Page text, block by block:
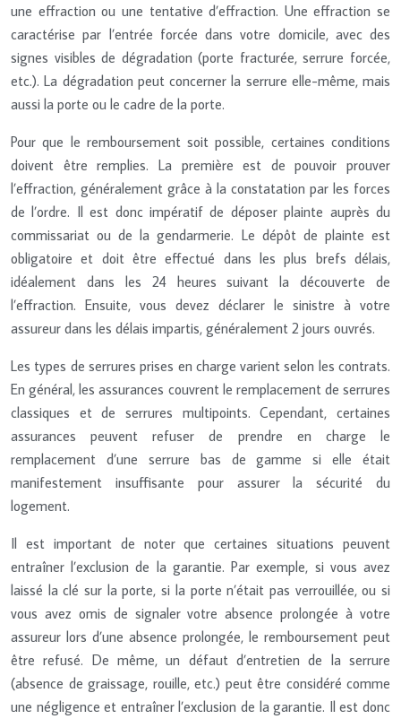
une effraction ou une tentative d’effraction. Une effraction se
caractérise par l’entrée forcée dans votre domicile, avec des
signes visibles de dégradation (porte fracturée, serrure forcée,
etc.). La dégradation peut concerner la serrure elle-même, mais
aussi la porte ou le cadre de la porte.
Pour que le remboursement soit possible, certaines conditions
doivent être remplies. La première est de pouvoir prouver
l’effraction, généralement grâce à la constatation par les forces
de l’ordre. Il est donc impératif de déposer plainte auprès du
commissariat ou de la gendarmerie. Le dépôt de plainte est
obligatoire et doit être effectué dans les plus brefs délais,
idéalement dans les 24 heures suivant la découverte de
l’effraction. Ensuite, vous devez déclarer le sinistre à votre
assureur dans les délais impartis, généralement 2 jours ouvrés.
Les types de serrures prises en charge varient selon les contrats.
En général, les assurances couvrent le remplacement de serrures
classiques et de serrures multipoints. Cependant, certaines
assurances peuvent refuser de prendre en charge le
remplacement d’une serrure bas de gamme si elle était
manifestement insuffisante pour assurer la sécurité du
logement.
Il est important de noter que certaines situations peuvent
entraîner l’exclusion de la garantie. Par exemple, si vous avez
laissé la clé sur la porte, si la porte n’était pas verrouillée, ou si
vous avez omis de signaler votre absence prolongée à votre
assureur lors d’une absence prolongée, le remboursement peut
être refusé. De même, un défaut d’entretien de la serrure
(absence de graissage, rouille, etc.) peut être considéré comme
une négligence et entraîner l’exclusion de la garantie. Il est donc